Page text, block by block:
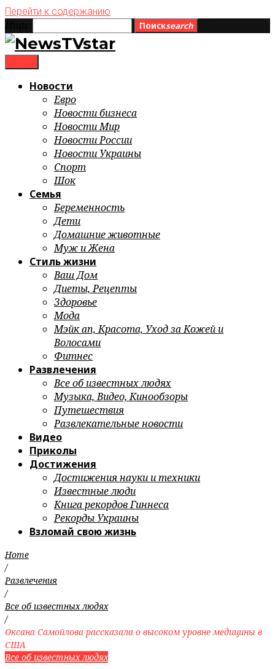
Перейти к содержанию
Поискsearch
Новости
Евро
Новости бизнеса
Новости Мир
Новости России
Новости Украины
Спорт
Шок
Семья
Беременность
Дети
Домашние животные
Муж и Жена
Стиль жизни
Ваш Дом
Диеты, Рецепты
Здоровье
Мода
Мэйк ап, Красота, Уход за Кожей и
Волосами
Фитнес
Развлечения
Все об известных людях
Музыка, Видео, Кинообзоры
Путешествия
Развлекательные новости
Видео
Приколы
Достижения
Достижения науки и техники
Известные люди
Книга рекордов Гиннеса
Рекорды Украины
Взломай свою жизнь
Home
/
Развлечения
/
Все об известных людях
/
Оксана Самойлова рассказала о высоком уровне медицины в
США
Все об известных людях